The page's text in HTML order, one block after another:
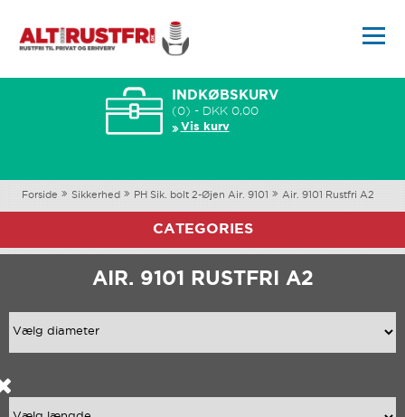
INDKØBSKURV
(0) - DKK 0,00
Vis kurv
Forside Sikkerhed PH Sik. bolt 2-Øjen Air. 9101 Air. 9101 Rustfri A2
CATEGORIES
AIR. 9101 RUSTFRI A2